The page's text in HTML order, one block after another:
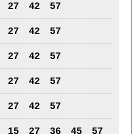
27 42 57
27 42 57
27 42 57
27 42 57
27 42 57
15 27 36 45 57